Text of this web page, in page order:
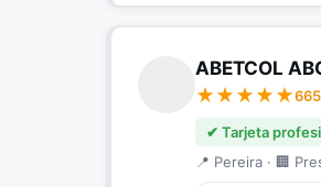
ABETCOL
✔ Tarjeta
📍 Pereira · 🏢